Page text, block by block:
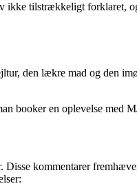
tilstrækkeligt forklaret,
den lækre mad og den
booker en oplevelse med
kommentarer